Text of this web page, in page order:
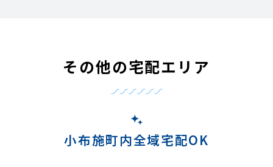
その他の宅配エリア
小布施町内全域宅配OK